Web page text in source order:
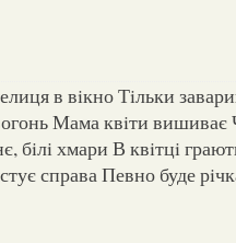
в вiкно Тiльки
Мама квiти вишиває
бiлi хмари В квiтцi
справа Певно буде